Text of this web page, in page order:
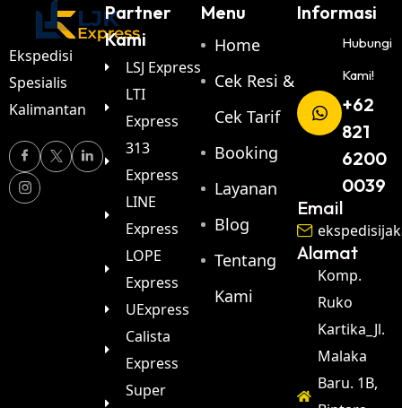
Ekspedisi
Spesialis
Kalimantan
Partner
Kami
LSJ Express
LTI
Express
313
Express
LINE
Express
LOPE
Express
UExpress
Calista
Express
Super
Menu
Home
Cek Resi &
Cek Tarif
Booking
Layanan
Blog
Tentang
Kami
Informasi
Hubungi
Kami!
+62
821
6200
0039
Email
Alamat
Komp.
Ruko
Kartika_Jl.
Malaka
Baru. 1B,